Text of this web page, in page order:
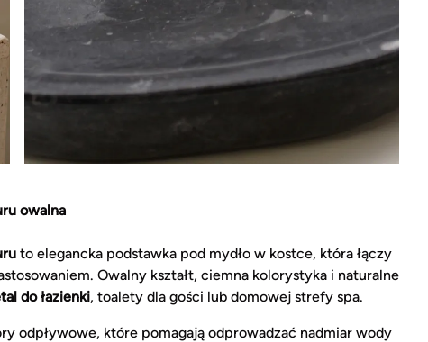
owalna
to elegancka podstawka pod mydło w kostce, która łączy
Owalny kształt, ciemna kolorystyka i naturalne
do łazienki, toalety dla gości lub domowej strefy spa.
odpływowe, które pomagają odprowadzać nadmiar wody